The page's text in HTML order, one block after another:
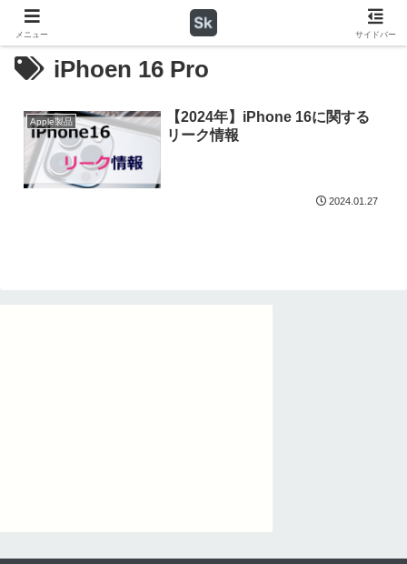
iPhoen 16 Pro
Apple製品
【2024年】iPhone 16に関する
リーク情報
2024.01.27
メニュー サイドバー